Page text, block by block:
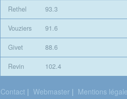
Rethel 93.3
Vouziers 91.6
Givet 88.6
Revin 102.4
Contact| Webmaster| Mentions